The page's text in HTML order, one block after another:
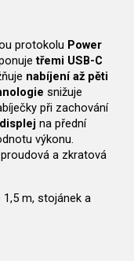
protokolu Power
třemi USB-C
nabíjení až pěti
snižuje
při zachování
na přední
výkonu.
a zkratová
m, stojánek a